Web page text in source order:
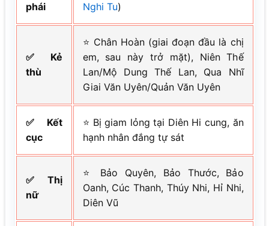
phái
Nghi Tu)
✅ Kẻ
thù
⭐ Chân Hoàn (giai đoạn đầu là chị
em, sau này trở mặt), Niên Thế
Lan/Mộ Dung Thế Lan, Qua Nhĩ
Giai Văn Uyên/Quản Văn Uyên
✅ Kết
cục
⭐ Bị giam lỏng tại Diên Hi cung, ăn
hạnh nhân đắng tự sát
✅ Thị
nữ
⭐ Bảo Quyên, Bảo Thước, Bảo
Oanh, Cúc Thanh, Thúy Nhi, Hỉ Nhi,
Diên Vũ